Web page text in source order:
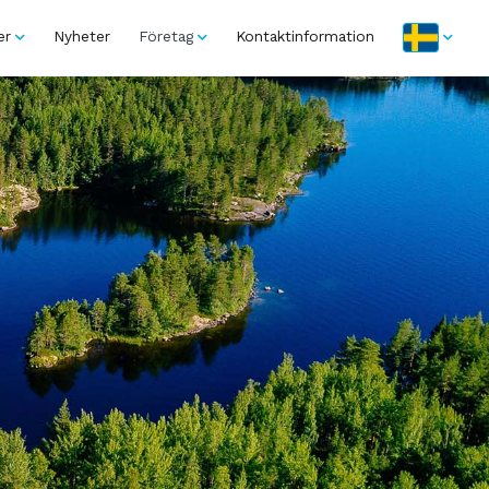
Nyheter Företag Kontaktinformation